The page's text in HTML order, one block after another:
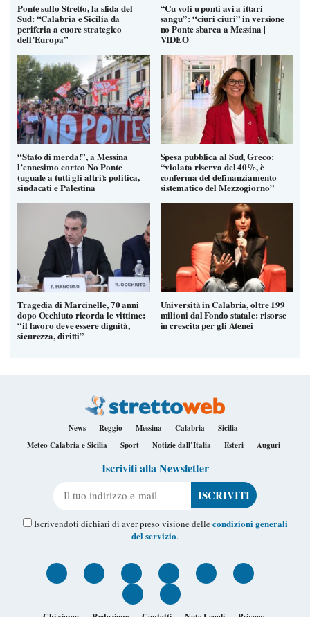
Ponte sullo Stretto, la sfida del
Sud: “Calabria e Sicilia da
periferia a cuore strategico
dell’Europa”
“Cu voli u ponti avi a ittari
sangu”: “ciuri ciuri” in versione
no Ponte sbarca a Messina |
VIDEO
“Stato di merda!”, a Messina
l’ennesimo corteo No Ponte
(uguale a tutti gli altri): politica,
sindacati e Palestina
Spesa pubblica al Sud, Greco:
“violata riserva del 40%, è
conferma del definanziamento
sistematico del Mezzogiorno”
Tragedia di Marcinelle, 70 anni
dopo Occhiuto ricorda le vittime:
“il lavoro deve essere dignità,
sicurezza, diritti”
Università in Calabria, oltre 199
milioni dal Fondo statale: risorse
in crescita per gli Atenei
News Reggio Messina Calabria
Sicilia
Meteo Calabria e Sicilia
Sport Notizie dall’Italia Esteri Auguri
Iscriviti alla Newsletter
Iscrivendoti dichiari di aver preso visione dellecondizioni generali
del servizio.